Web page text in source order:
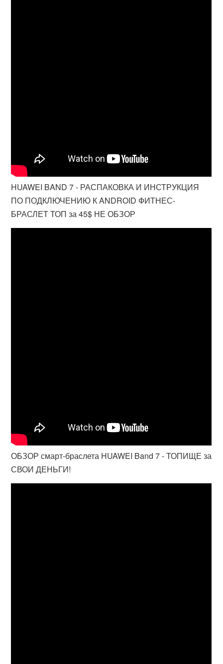
HUAWEI BAND 7 - РАСПАКОВКА И ИНСТРУКЦИЯ
ПО ПОДКЛЮЧЕНИЮ К ANDROID ФИТНЕС-
БРАСЛЕТ ТОП за 45$ НЕ ОБЗОР
ОБЗОР смарт-браслета HUAWEI Band 7 - ТОПИЩЕ за
СВОИ ДЕНЬГИ!